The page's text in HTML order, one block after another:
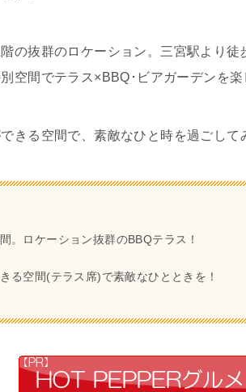
の抜群のロケーション。三宮駅より徒
空間でテラス×BBQ･ビアガーデンを楽
きる空間で、素敵なひと時を過ごして
。ロケーション抜群のBBQテラス！
る空間(テラス席)で素敵なひとときを！